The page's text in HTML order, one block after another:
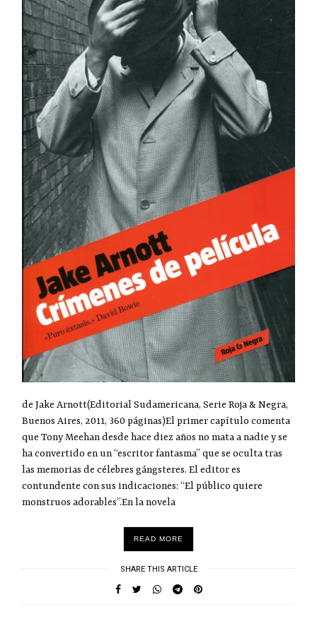
de Jake Arnott(Editorial Sudamericana, Serie Roja & Negra,
Buenos Aires, 2011, 360 páginas)El primer capítulo comenta
que Tony Meehan desde hace diez años no mata a nadie y se
ha convertido en un “escritor fantasma” que se oculta tras
las memorias de célebres gángsteres. El editor es
contundente con sus indicaciones: “El público quiere
monstruos adorables”.En la novela
READ MORE
SHARE THIS ARTICLE